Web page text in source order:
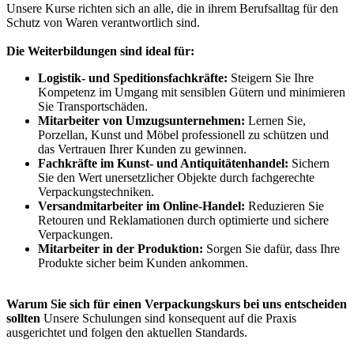
Unsere Kurse richten sich an alle, die in ihrem Berufsalltag für den
Schutz von Waren verantwortlich sind.
Die Weiterbildungen sind ideal für:
Logistik- und Speditionsfachkräfte: Steigern Sie Ihre
Kompetenz im Umgang mit sensiblen Gütern und minimieren
Sie Transportschäden.
Mitarbeiter von Umzugsunternehmen: Lernen Sie,
Porzellan, Kunst und Möbel professionell zu schützen und
das Vertrauen Ihrer Kunden zu gewinnen.
Fachkräfte im Kunst- und Antiquitätenhandel: Sichern
Sie den Wert unersetzlicher Objekte durch fachgerechte
Verpackungstechniken.
Versandmitarbeiter im Online-Handel: Reduzieren Sie
Retouren und Reklamationen durch optimierte und sichere
Verpackungen.
Mitarbeiter in der Produktion: Sorgen Sie dafür, dass Ihre
Produkte sicher beim Kunden ankommen.
Warum Sie sich für einen Verpackungskurs bei uns entscheiden
sollten Unsere Schulungen sind konsequent auf die Praxis
ausgerichtet und folgen den aktuellen Standards.